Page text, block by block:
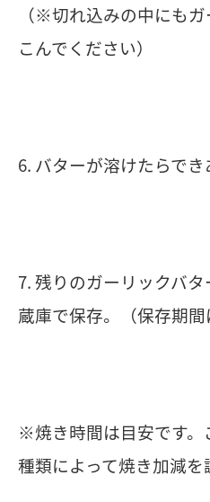
（※切れ込みの中にも
こんでください）
6. バターが溶けたらでき
7. 残りのガーリックバ
蔵庫で保存。（保存期間
※焼き時間は目安です。
種類によって焼き加減を